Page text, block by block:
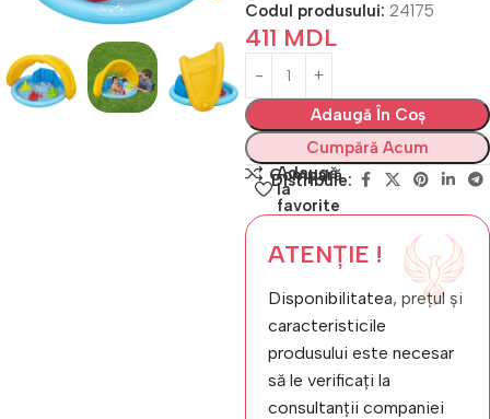
Codul produsului: 24175
411 MDL
Adaugă În Coș
Cumpără Acum
Compară
Adaugă
la
favorite
Distribuie:
ATENȚIE !
Disponibilitatea, prețul și
caracteristicile
produsului este necesar
să le verificați la
consultanții companiei